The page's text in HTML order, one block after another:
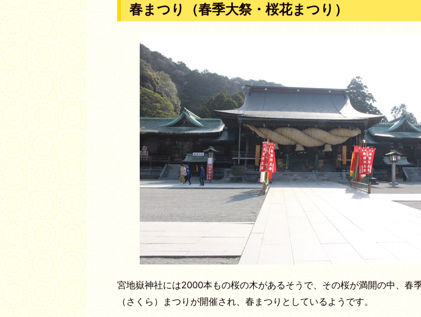
春まつり（春季大祭・桜花まつり）
宮地嶽神社には2000本もの桜の木があるそうで、その桜が満開の中、春
（さくら）まつりが開催され、春まつりとしているようです。